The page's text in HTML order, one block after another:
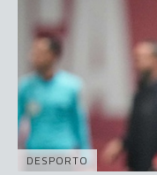
DESPORTO